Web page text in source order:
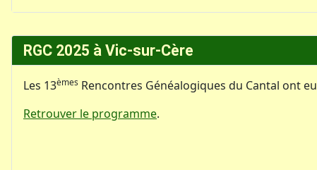
RGC 2025 à Vic-sur-Cère
Les 13èmes Rencontres Généalogiques du Cantal ont
Retrouver le programme.